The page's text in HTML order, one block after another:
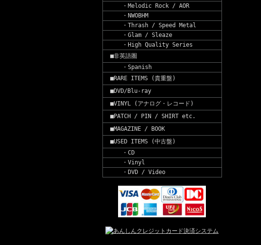
・Melodic Rock / AOR
・NWOBHM
・Thrash / Speed Metal
・Glam / Sleaze
・High Quality Series
■非英語圏
・Spanish
■RARE ITEMS (貴重盤)
■DVD/Blu-ray
■VINYL (アナログ・レコード)
■PATCH / PIN / SHIRT etc.
■MAGAZINE / BOOK
■USED ITEMS (中古盤)
・CD
・Vinyl
・DVD / Video